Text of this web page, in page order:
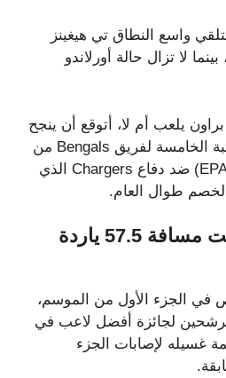
واسع النطاق تي هيغينز
لا تزال حالة أورلاندو
يلعب أم لا، أتوقع أن ينجح
الهجوم الذي يحتل المرتبة الخامسة لفريق Bengals من
قبل وكالة حماية البيئة (EPA) ضد دفاع Chargers الذي
طوال العام.
JK DOBBINS تحت مسافة 57.5 ياردة
الجزء الأول من الموسم،
لجائزة أفضل لاعب في
غسيله لإصابات الجزء